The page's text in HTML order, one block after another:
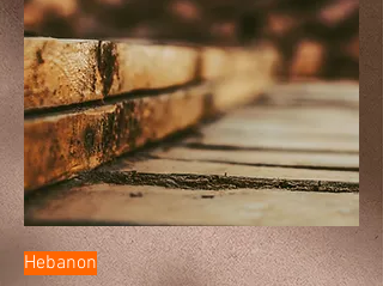
Hebanon